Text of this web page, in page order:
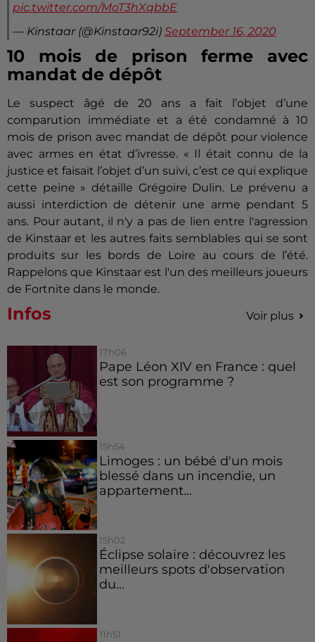
pic.twitter.com/MoT3hXqbbE
— Kinstaar (@Kinstaar92i) September 16, 2020
10 mois de prison ferme avec
mandat de dépôt
Le suspect âgé de 20 ans a fait l’objet d’une
comparution immédiate et a été condamné à 10
mois de prison avec mandat de dépôt pour violence
avec armes en état d’ivresse. « Il était connu de la
justice et faisait l’objet d’un suivi, c’est ce qui explique
cette peine » détaille Grégoire Dulin. Le prévenu a
aussi interdiction de détenir une arme pendant 5
ans. Pour autant, il n'y a pas de lien entre l'agression
de Kinstaar et les autres faits semblables qui se sont
produits sur les bords de Loire au cours de l’été.
Rappelons que Kinstaar est l'un des meilleurs joueurs
de Fortnite dans le monde.
Infos Voir plus
17h06
Pape Léon XIV en France : quel
est son programme ?
15h54
Limoges : un bébé d'un mois
blessé dans un incendie, un
appartement...
15h02
Éclipse solaire : découvrez les
meilleurs spots d'observation
du...
11h51